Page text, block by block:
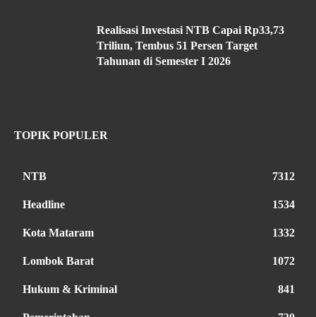
Realisasi Investasi NTB Capai Rp33,73
Triliun, Tembus 51 Persen Target
Tahunan di Semester I 2026
TOPIK POPULER
NTB 7312
Headline 1534
Kota Mataram 1332
Lombok Barat 1072
Hukum & Kriminal 841